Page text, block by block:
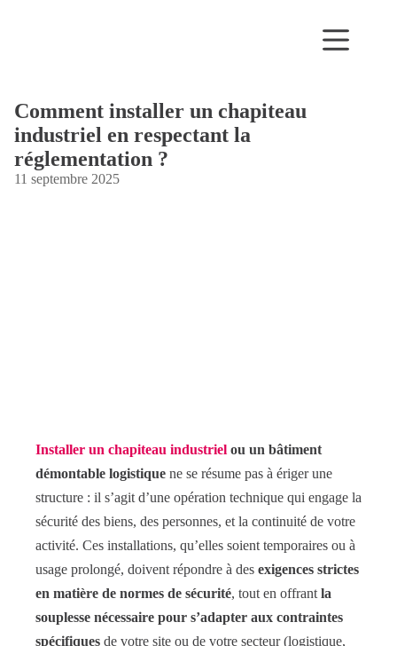
Comment installer un chapiteau
industriel en respectant la
réglementation ?
11 septembre 2025
Installer un chapiteau industriel ou un bâtiment
démontable logistique ne se résume pas à ériger une
structure : il s’agit d’une opération technique qui engage la
sécurité des biens, des personnes, et la continuité de votre
activité. Ces installations, qu’elles soient temporaires ou à
usage prolongé, doivent répondre à des exigences strictes
en matière de normes de sécurité, tout en offrant la
souplesse nécessaire pour s’adapter aux contraintes
spécifiques de votre site ou de votre secteur (logistique,